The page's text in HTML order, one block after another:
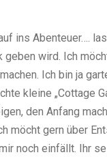
ins Abenteuer….
geben wird. Ich
Ich bin ja
kleine „Cottage
den Anfang
möcht gern über
noch einfällt. Ihr